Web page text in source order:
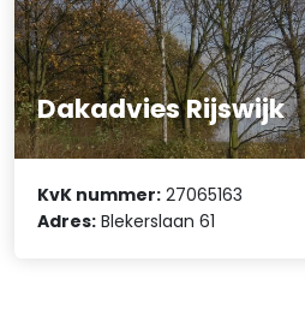
Dakadvies Rijswijk
KvK nummer: 27065163
Adres: Blekerslaan 61